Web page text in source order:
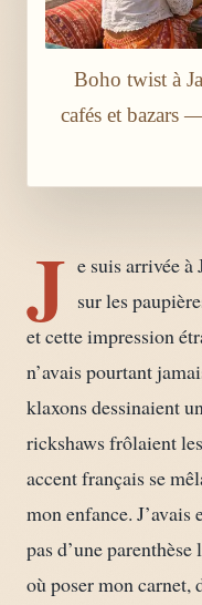
Boho twist à
cafés et bazars
J e suis arrivée à
sur les
et cette impression
n’avais pourtant
klaxons dessinaient
rickshaws frôlaient
accent français se
mon enfance. J’avais
pas d’une
où poser mon carnet,